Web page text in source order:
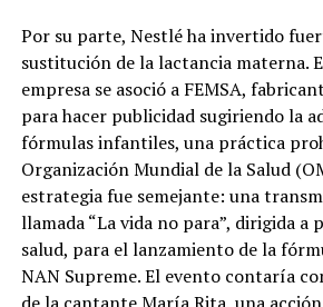
Por su parte, Nestlé ha invertido
sustitución de la lactancia materna.
empresa se asoció a FEMSA,
para hacer publicidad sugiriendo la
fórmulas infantiles, una práctica
Organización Mundial de la Salud
estrategia fue semejante: una
llamada “La vida no para”, dirigida a
salud, para el lanzamiento de la
NAN Supreme. El evento contaría